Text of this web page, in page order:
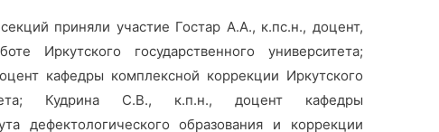
приняли участие Гостар А.А., к.пс.н., доцент,
Иркутского государственного университета;
кафедры комплексной коррекции Иркутского
Кудрина С.В., к.п.н., доцент кафедры
дефектологического образования и коррекции